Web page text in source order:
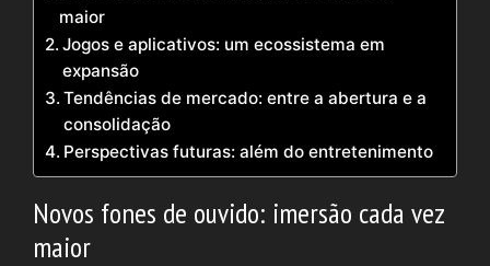
maior
Jogos e aplicativos: um ecossistema em
expansão
Tendências de mercado: entre a abertura e a
consolidação
Perspectivas futuras: além do entretenimento
Novos fones de ouvido: imersão cada vez
maior